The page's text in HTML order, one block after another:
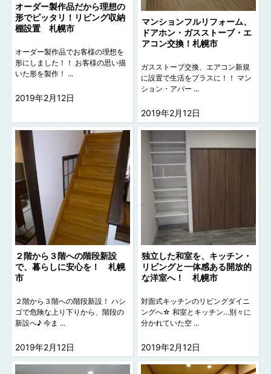
オーダー製作品だから理想の
形でピッタリ！リビング収納
棚設置 札幌市
オーダー製作品でお客様の理想を
形にしました！！ お客様の思い描
いた形を製作！ ...
2019年2月12日
マンションフルリフォーム、
ドアホン・ガスストーブ・エ
アコン交換！札幌市
ガスストーブ交換、エアコン新規
に設置で生活をプラスに！！ マン
ション・アパー ...
2019年2月12日
２階から３階への階段新設
で、暮らしに安心を！ 札幌
市
２階から３階への階段新設！ ハシ
ゴで危険な上り下りから、階段の
新設へ♪ 今ま ...
2019年2月12日
独立した和室を、キッチン・
リビングと一体感ある開放的
な洋室へ！ 札幌市
対面式キッチンのリビングダイニ
ングへ☆ 和室とキッチン…別々に
分かれていた空 ...
2019年2月12日